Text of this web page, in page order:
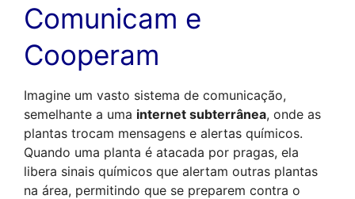
Comunicam e
Cooperam
Imagine um vasto sistema de comunicação,
semelhante a uma internet subterrânea, onde as
plantas trocam mensagens e alertas químicos.
Quando uma planta é atacada por pragas, ela
libera sinais químicos que alertam outras plantas
na área, permitindo que se preparem contra o